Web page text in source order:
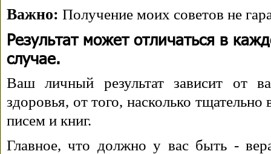
Важно: Получение моих советов не
Результат может отличаться в
случае.
Ваш личный результат зависит от
здоровья, от того, насколько
писем и книг.
Главное, что должно у вас быть -